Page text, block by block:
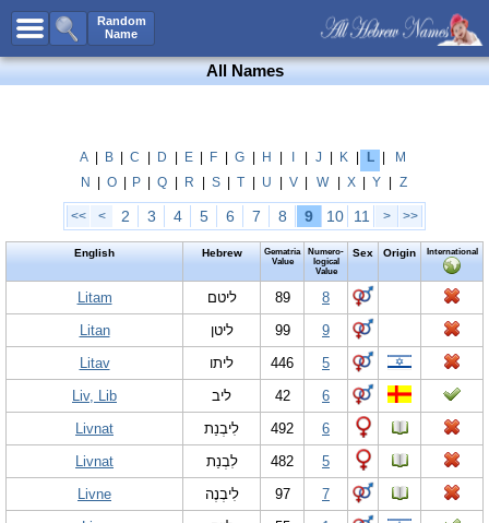
Random
Name
All Names
Boy Names
Unisex Names
Popular Names
Unique Names
Celebs B. DaysNew!
Numerology
Contact Us
All Names
A B C D E F G H J K L
M
N
O P Q R S T U V W X Y Z
<< < 2 3 4 5 6 7 8 9 10 11 > >>
English Hebrew
Gematria
Value
Numero-
logical
Value
Sex Origin International
Litam ליטם 89
8
Litan
ליטן 99
9
Litav
ליתו 446
5
Liv, Lib
ליב 42
6
Livnat
לִיבְנַת 492
6
Livnat
לִבְנַת 482
5
Livne
לִיבְנֶה 97
7